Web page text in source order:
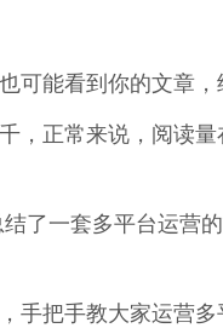
可能看到你的文章，
，正常来说，阅读
了一套多平台运营
手把手教大家运营